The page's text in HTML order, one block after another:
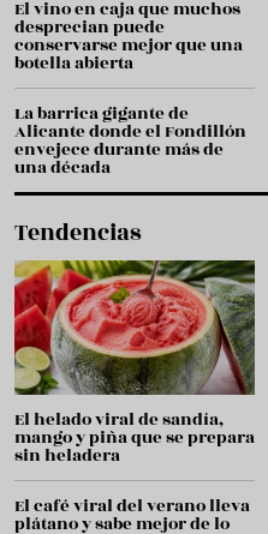
El vino en caja que muchos
desprecian puede
conservarse mejor que una
botella abierta
La barrica gigante de
Alicante donde el Fondillón
envejece durante más de
una década
Tendencias
El helado viral de sandía,
mango y piña que se prepara
sin heladera
El café viral del verano lleva
plátano y sabe mejor de lo